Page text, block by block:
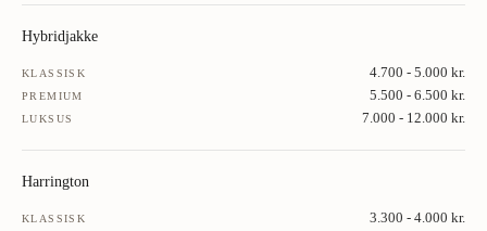
Hybridjakke
KLASSISK 4.700 - 5.000 kr.
PREMIUM 5.500 - 6.500 kr.
LUKSUS 7.000 - 12.000 kr.
Harrington
KLASSISK 3.300 - 4.000 kr.